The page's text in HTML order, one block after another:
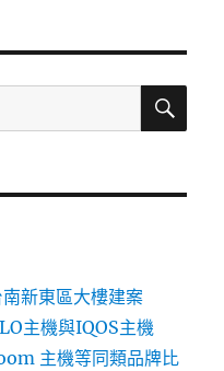
搜
新東區大樓建案
主機與IQOS主機
主機等同類品牌比